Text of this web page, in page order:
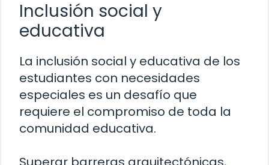
Inclusión social y
educativa
La inclusión social y educativa de los
estudiantes con necesidades
especiales es un desafío que
requiere el compromiso de toda la
comunidad educativa.